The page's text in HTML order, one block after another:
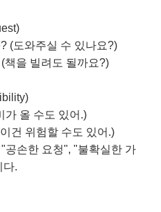
(도와주실 수 있나요?)
책을 빌려도 될까요?)
가 올 수도 있어.)
건 위험할 수도 있어.)
공손한 요청", "불확실한 가
다.